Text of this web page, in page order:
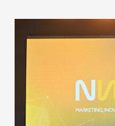
população suspeita e
públicos e domiciliares.
epidemia comum,
aumento de casos de
de uma epidemia com
contaminação maior